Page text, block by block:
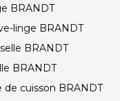
BRANDT
linge BRANDT
BRANDT
BRANDT
de cuisson BRANDT